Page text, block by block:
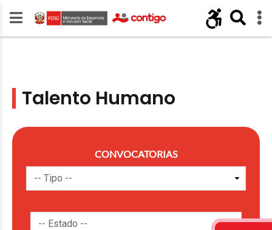
Talento Humano
CONVOCATORIAS